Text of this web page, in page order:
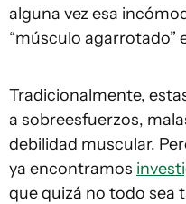
alguna vez esa
“músculo agarrotado”
Tradicionalmente,
a sobreesfuerzos,
debilidad muscular.
ya encontramos
que quizá no todo sea